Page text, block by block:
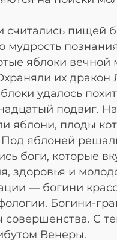
считались пищей
мудрость
яблоки вечной
их дракон
удалось
подвиг. На
яблони, плоды
Под яблоней
боги, которые
здоровья и
— богини
Богини-
С
Венеры.